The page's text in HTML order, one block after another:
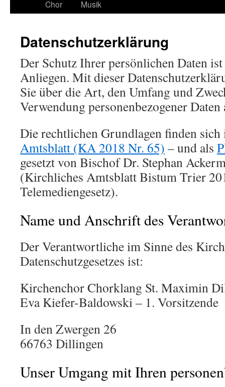
Chor
Musik
Datenschutzerklärung
Der Schutz Ihrer persönlichen Daten
Anliegen. Mit dieser
Sie über die Art, den Umfang und
Verwendung personenbezogener
Die rechtlichen Grundlagen finden
Amtsblatt (KA 2018 Nr. 65) – und als
gesetzt von Bischof Dr. Stephan
(Kirchliches Amtsblatt Bistum Trier
Telemediengesetz).
Name und Anschrift des
Der Verantwortliche im Sinne des
Datenschutzgesetzes ist:
Kirchenchor Chorklang St. Maximin
Eva Kiefer-Baldowski – 1. Vorsitzende
In den Zwergen 26
66763 Dillingen
Unser Umgang mit Ihren